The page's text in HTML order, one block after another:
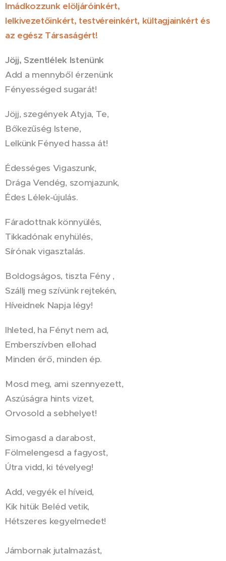
Imádkozzunk elöljáróinkért,
lelkivezetőinkért, testvéreinkért, kültagjainkért és
az egész Társaságért!
Jöjj, Szentlélek Istenünk
Add a mennyből érzenünk
Fényességed sugarát!
Jöjj, szegények Atyja, Te,
Bőkezűség Istene,
Lelkünk Fényed hassa át!
Édességes Vigaszunk,
Drága Vendég, szomjazunk,
Édes Lélek-újulás.
Fáradottnak könnyülés,
Tikkadónak enyhülés,
Sírónak vigasztalás.
Boldogságos, tiszta Fény ,
Szállj meg szívünk rejtekén,
Híveidnek Napja légy!
Ihleted, ha Fényt nem ad,
Emberszívben ellohad
Minden érő, minden ép.
Mosd meg, ami szennyezett,
Aszúságra hints vizet,
Orvosold a sebhelyet!
Simogasd a darabost,
Fölmelengesd a fagyost,
Útra vidd, ki tévelyeg!
Add, vegyék el híveid,
Kik hitük Beléd vetik,
Hétszeres kegyelmedet!
Jámbornak jutalmazást,